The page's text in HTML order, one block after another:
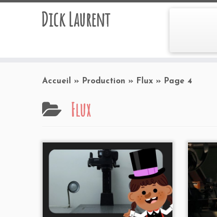
Dick Laurent
Accueil » Production » Flux » Page 4
Flux